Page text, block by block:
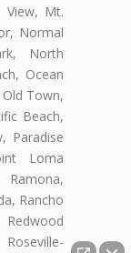
View, Mt.
Normal
North
Ocean
Town,
Beach,
Paradise
Loma
Rancho